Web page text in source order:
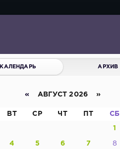
КАЛЕНДАРЬ АРХИВ
« АВГУСТ 2026 »
ВТ СР ЧТ ПТ СБ
1
4 5 6 7 8